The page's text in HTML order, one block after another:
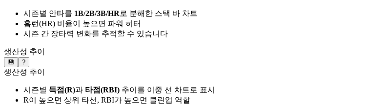
시즌별 안타를 1B/2B/3B/HR로 분해한 스택 바 차트
홈런(HR) 비율이 높으면 파워 히터
시즌 간 장타력 변화를 추적할 수 있습니다
생산성 추이
💾 ?
생산성 추이
시즌별 득점(R)과 타점(RBI) 추이를 이중 선 차트로 표시
R이 높으면 상위 타선, RBI가 높으면 클린업 역할